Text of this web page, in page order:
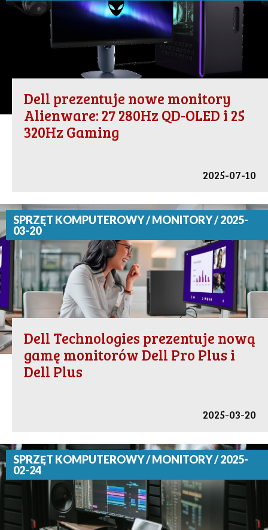
Dell prezentuje nowe monitory
Alienware: 27 280Hz QD-OLED i 25
320Hz Gaming
2025-07-10
SPRZĘT KOMPUTEROWY / MONITORY / 2025-
03-20
Dell Technologies prezentuje nową
gamę monitorów Dell Pro Plus i
Dell Plus
2025-03-20
SPRZĘT KOMPUTEROWY / MONITORY / 2025-
02-24